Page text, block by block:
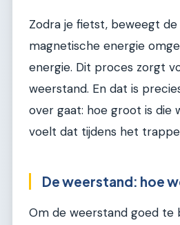
Zodra je fietst, beweegt
magnetische energie
energie. Dit proces zorgt
weerstand. En dat is
over gaat: hoe groot is die
voelt dat tijdens het
De weerstand: hoe
Om de weerstand goed te